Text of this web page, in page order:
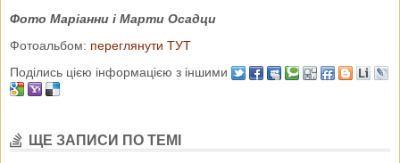
Фото Маріанни і Марти Осадци
Фотоальбом: переглянути ТУТ
Поділись цією інформацією з іншими
ЩЕ ЗАПИСИ ПО ТЕМІ